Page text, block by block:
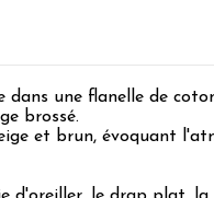
une flanelle de
brossé.
et brun, évoquant